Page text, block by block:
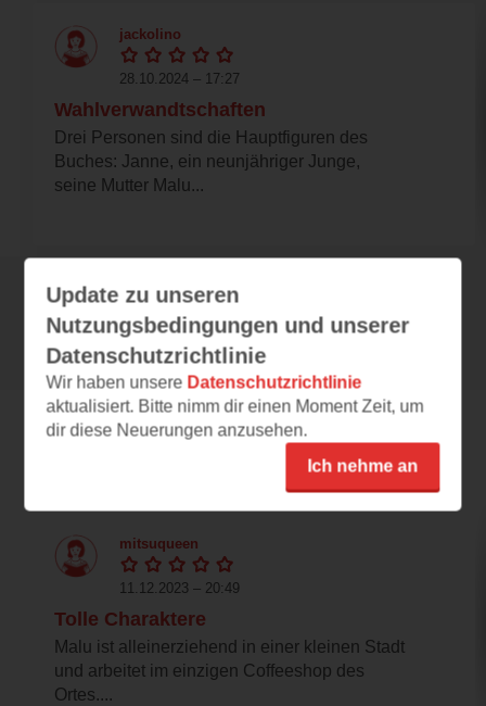
jackolino
28.10.2024 – 17:27
Wahlverwandtschaften
Drei Personen sind die Hauptfiguren des
Buches: Janne, ein neunjähriger Junge,
seine Mutter Malu...
Alle 144 Rezensionen anzeigen
Leseeindrücke
mitsuqueen
11.12.2023 – 20:49
Tolle Charaktere
Malu ist alleinerziehend in einer kleinen Stadt
und arbeitet im einzigen Coffeeshop des
Ortes....
Update zu unseren
Nutzungsbedingungen und unserer
Datenschutzrichtlinie
Wir haben unsere Datenschutzrichtlinie
aktualisiert. Bitte nimm dir einen Moment Zeit, um
dir diese Neuerungen anzusehen.
Ich nehme an